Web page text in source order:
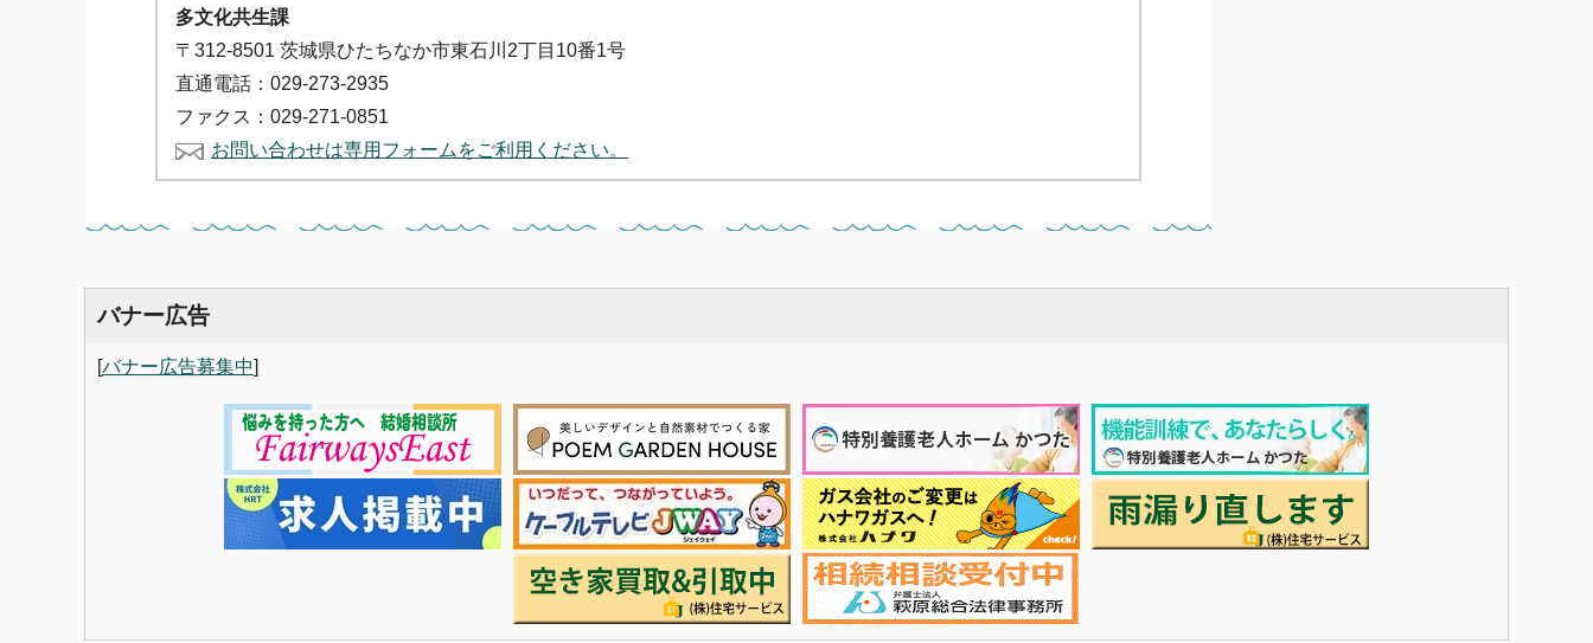
多文化共生課
〒312-8501 茨城県ひたちなか市東石川2丁目10番1号
直通電話：029-273-2935
ファクス：029-271-0851
お問い合わせは専用フォームをご利用ください。
バナー広告
[バナー広告募集中]